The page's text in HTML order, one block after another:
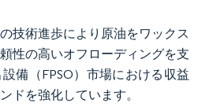
技術進歩により原油をワックス
性の高いオフローディングを支
備（FPSO）市場における収益
ドを強化しています。